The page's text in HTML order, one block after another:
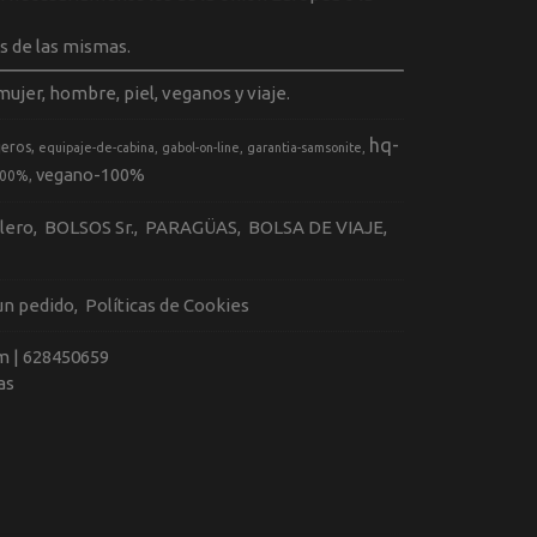
de las mismas.
hombre, piel, veganos y viaje.
equipaje-de-cabina gabol-on-line garantia-samsonite
hq-
vegano-100%
BOLSOS Sr. PARAGÜAS
BOLSA DE VIAJE
pedido Políticas de Cookies
| 628450659